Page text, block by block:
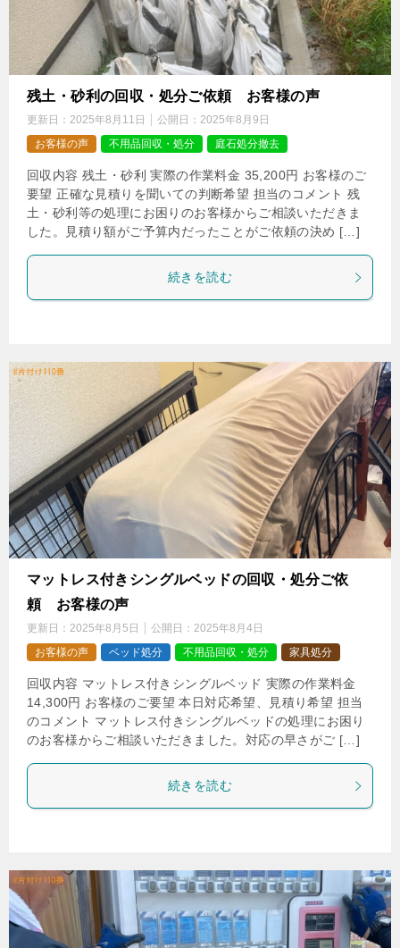
残土・砂利の回収・処分ご依頼 お客様の声
更新日： 2025年8月11日 公開日： 2025年8月9日
お客様の声
不用品回収・処分 庭石処分撤去
回収内容 残土・砂利 実際の作業料金 35,200円 お客様のご
要望 正確な見積りを聞いての判断希望 担当のコメント 残
土・砂利等の処理にお困りのお客様からご相談いただきま
した。見積り額がご予算内だったことがご依頼の決め […]
続きを読む
マットレス付きシングルベッドの回収・処分ご依
頼 お客様の声
更新日： 2025年8月5日 公開日： 2025年8月4日
お客様の声
ベッド処分 不用品回収・処分 家具処分
回収内容 マットレス付きシングルベッド 実際の作業料金
14,300円 お客様のご要望 本日対応希望、見積り希望 担当
のコメント マットレス付きシングルベッドの処理にお困り
のお客様からご相談いただきました。対応の早さがご […]
続きを読む